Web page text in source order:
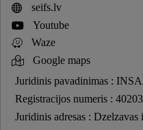
seifs.lv
Youtube
Waze
Google maps
Juridinis pavadinimas :
Registracijos numeris :
Juridinis adresas :